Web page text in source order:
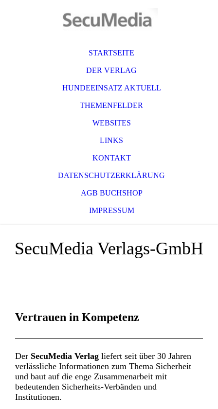
STARTSEITE
DER VERLAG
HUNDEEINSATZ AKTUELL
THEMENFELDER
WEBSITES
LINKS
KONTAKT
DATENSCHUTZERKLÄRUNG
AGB BUCHSHOP
IMPRESSUM
SecuMedia Verlags-GmbH
Vertrauen in Kompetenz
Der SecuMedia Verlag liefert seit über 30 Jahren
verlässliche Informationen zum Thema Sicherheit
und baut auf die enge Zusammenarbeit mit
bedeutenden Sicherheits-Verbänden und
Institutionen.